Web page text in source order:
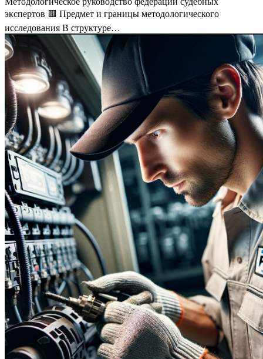
экспертов 🟥 Предмет и границы методологического
исследования В структуре…